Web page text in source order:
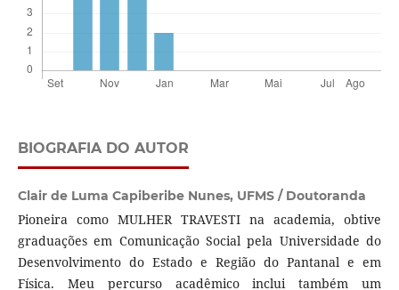
BIOGRAFIA DO AUTOR
Clair de Luma Capiberibe Nunes, UFMS / Doutoranda
Pioneira como MULHER TRAVESTI na academia, obtive
graduações em Comunicação Social pela Universidade do
Desenvolvimento do Estado e Região do Pantanal e em
Física. Meu percurso acadêmico inclui também um